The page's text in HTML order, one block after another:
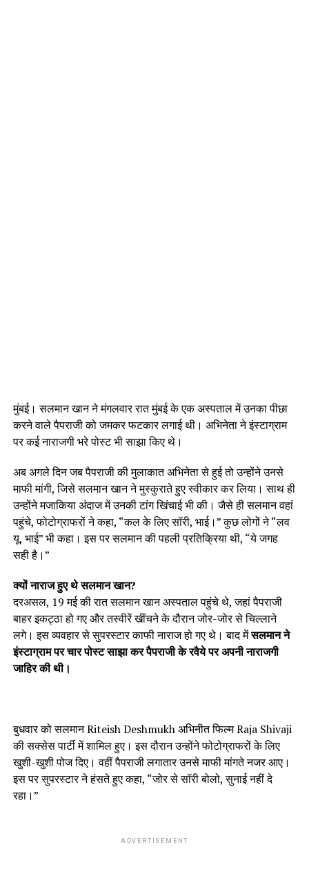
मुंबई। सलमान खान ने मंगलवार रात मुंबई के एक अस्पताल में उनका पीछा
करने वाले पैपराजी को जमकर फटकार लगाई थी। अभिनेता ने इंस्टाग्राम
पर कई नाराजगी भरे पोस्ट भी साझा किए थे।
अब अगले दिन जब पैपराजी की मुलाकात अभिनेता से हुई तो उन्होंने उनसे
माफी मांगी, जिसे सलमान खान ने मुस्कुराते हुए स्वीकार कर लिया। साथ ही
उन्होंने मजाकिया अंदाज में उनकी टांग खिंचाई भी की। जैसे ही सलमान वहां
पहुंचे, फोटोग्राफरों ने कहा, “कल के लिए सॉरी, भाई।” कुछ लोगों ने “लव
यू, भाई” भी कहा। इस पर सलमान की पहली प्रतिक्रिया थी, “ये जगह
सही है।”
क्यों नाराज हुए थे सलमान खान?
दरअसल, 19 मई की रात सलमान खान अस्पताल पहुंचे थे, जहां पैपराजी
बाहर इकट्ठा हो गए और तस्वीरें खींचने के दौरान जोर-जोर से चिल्लाने
लगे। इस व्यवहार से सुपरस्टार काफी नाराज हो गए थे। बाद मेंसलमान ने
इंस्टाग्राम पर चार पोस्ट साझा कर पैपराजी के रवैये पर अपनी नाराजगी
जाहिर की थी।
बुधवार को सलमान Riteish Deshmukh अभिनीत फिल्म Raja Shivaji
की सक्सेस पार्टी में शामिल हुए। इस दौरान उन्होंने फोटोग्राफरों के लिए
खुशी-खुशी पोज दिए। वहीं पैपराजी लगातार उनसे माफी मांगते नजर आए।
इस पर सुपरस्टार ने हंसते हुए कहा, “जोर से सॉरी बोलो, सुनाई नहीं दे
रहा।”
ADVERTISEMENT